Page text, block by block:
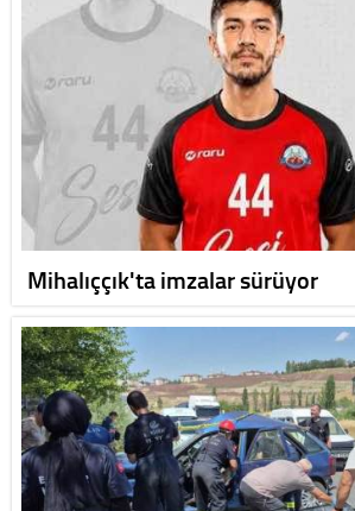
Mihalıççık'ta imzalar sürüyor